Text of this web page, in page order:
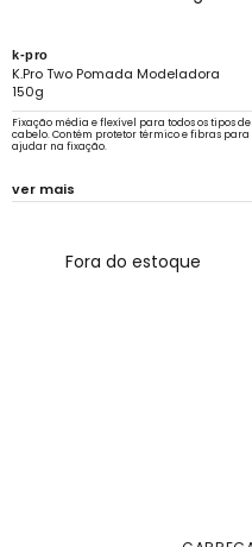
k-pro
K.Pro Two Pomada Modeladora
150g
Fixação média e flexível para todos os tipos de
cabelo. Contém protetor térmico e fibras para
ajudar na fixação.
ver mais
Fora do estoque